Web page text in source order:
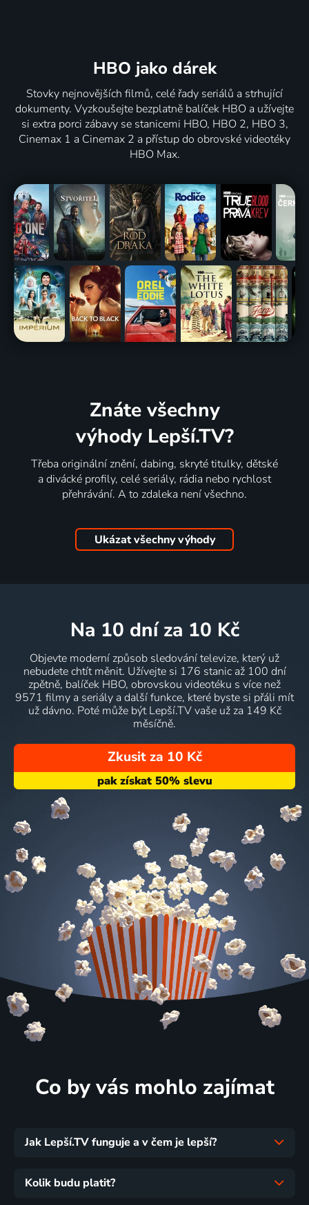
HBO jako dárek
Stovky nejnovějších filmů, celé řady seriálů a strhující
dokumenty. Vyzkoušejte bezplatně balíček HBO a užívejte
si extra porci zábavy se stanicemi HBO, HBO 2, HBO 3,
Cinemax 1 a Cinemax 2 a přístup do obrovské videotéky
HBO Max.
Znáte všechny
výhody Lepší.TV?
Třeba originální znění, dabing, skryté titulky, dětské
a divácké profily, celé seriály, rádia nebo rychlost
přehrávání. A to zdaleka není všechno.
Ukázat všechny výhody
na 10 dní za 10 Kč
Objevte moderní způsob sledování televize, který už
nebudete chtít měnit. Užívejte si 176 stanic až 100 dní
zpětně, balíček HBO, obrovskou videotéku s více než
9571 filmy a seriály a další funkce, které byste si přáli mít
už dávno. Poté může být Lepší.TV vaše už za 149 Kč
měsíčně.
Zkusit za 10 Kč
Co by vás mohlo zajímat
Jak Lepší.TV funguje a v čem je lepší?
Kolik budu platit?